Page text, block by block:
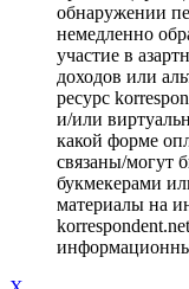
обнаружении
немедленно
участие в
доходов или
ресурс
и/или
какой форме
связаны/могут
букмекерами
материалы на